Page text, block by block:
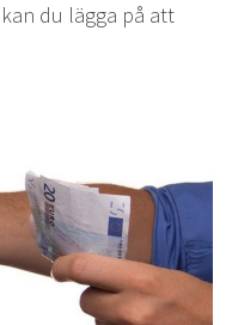
du lägga på att